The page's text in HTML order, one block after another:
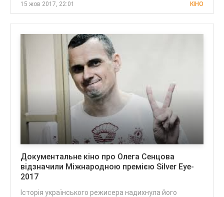
15 жов 2017, 22:01 КІНО
Документальне кіно про Олега Сенцова
відзначили Міжнародною премією Silver Eye-
2017
Історія українського режисера надихнула його